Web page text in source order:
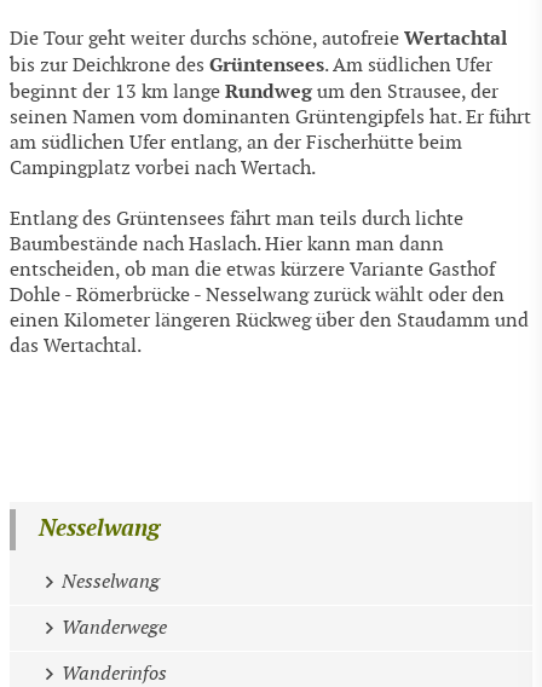
Die Tour geht weiter durchs schöne, autofreie Wertachtal
bis zur Deichkrone des Grüntensees. Am südlichen Ufer
beginnt der 13 km lange Rundwegum den Strausee, der
seinen Namen vom dominanten Grüntengipfels hat. Er führt
am südlichen Ufer entlang, an der Fischerhütte beim
Campingplatz vorbei nach Wertach.
Entlang des Grüntensees fährt man teils durch lichte
Baumbestände nach Haslach. Hier kann man dann
entscheiden, ob man die etwas kürzere Variante Gasthof
Dohle - Römerbrücke - Nesselwang zurück wählt oder den
einen Kilometer längeren Rückweg über den Staudamm und
das Wertachtal.
Nesselwang
Nesselwang
Wanderwege
Wanderinfos